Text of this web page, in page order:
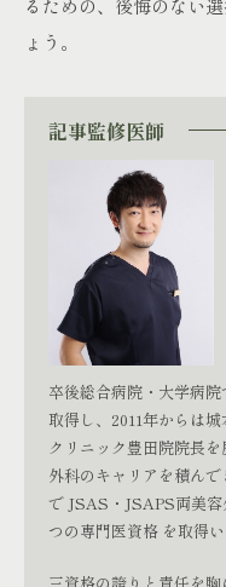
ょう。
記事監修医師
卒後総合病院・大学病
取得し、2011年からは
クリニック豊田院院長
外科のキャリアを積ん
で JSAS・JSAPS両美
つの専門医資格 を取得い